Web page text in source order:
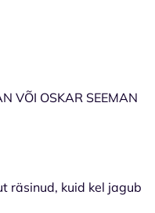
VÕI OSKAR SEEMAN
räsinud, kuid kel jagub